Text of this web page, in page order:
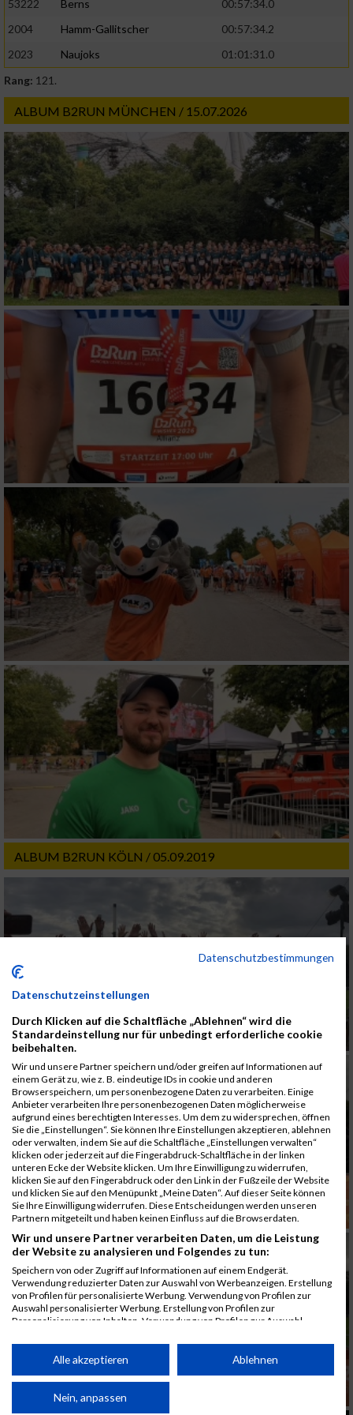
53222 Berns
00:57:34.0
2004
Hamm-Gallitscher
00:57:34.2
2023
Naujoks
01:01:31.0
Rang: 121.
ALBUM B2RUN MÜNCHEN / 15.07.2026
ALBUM B2RUN KÖLN / 05.09.2019
Datenschutzbestimmungen
Datenschutzeinstellungen
Durch Klicken auf die Schaltfläche „Ablehnen“ wird die
Standardeinstellung nur für unbedingt erforderliche cookie
beibehalten.
Wir und unsere Partner speichern und/oder greifen auf Informationen auf
einem Gerät zu, wie z. B. eindeutige IDs in cookie und anderen
Browserspeichern, um personenbezogene Daten zu verarbeiten. Einige
Anbieter verarbeiten Ihre personenbezogenen Daten möglicherweise
aufgrund eines berechtigten Interesses. Um dem zu widersprechen, öffnen
Sie die „Einstellungen“. Sie können Ihre Einstellungen akzeptieren, ablehnen
oder verwalten, indem Sie auf die Schaltfläche „Einstellungen verwalten“
klicken oder jederzeit auf die Fingerabdruck-Schaltfläche in der linken
unteren Ecke der Website klicken. Um Ihre Einwilligung zu widerrufen,
klicken Sie auf den Fingerabdruck oder den Link in der Fußzeile der Website
und klicken Sie auf den Menüpunkt „Meine Daten“. Auf dieser Seite können
Sie Ihre Einwilligung widerrufen. Diese Entscheidungen werden unseren
Partnern mitgeteilt und haben keinen Einfluss auf die Browserdaten.
Wir und unsere Partner verarbeiten Daten, um die Leistung
der Website zu analysieren und Folgendes zu tun:
Speichern von oder Zugriff auf Informationen auf einem Endgerät.
Verwendung reduzierter Daten zur Auswahl von Werbeanzeigen. Erstellung
von Profilen für personalisierte Werbung. Verwendung von Profilen zur
Auswahl personalisierter Werbung. Erstellung von Profilen zur
Personalisierung von Inhalten. Verwendung von Profilen zur Auswahl
Performance von Inhalten. Analyse von Zielgruppen durch Statistiken oder
Kombinationen von Daten aus verschiedenen Quellen. Entwicklung und
von Inhalten.
Daten können außerhalb der Europäischen Union weitergegeben und in die
Alle akzeptieren Ablehnen
Nein, anpassen